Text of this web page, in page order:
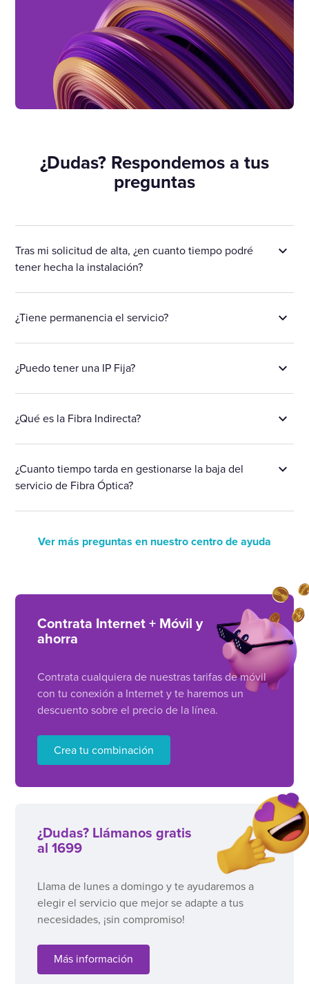
¿Dudas? Respondemos a tus
preguntas
Tras mi solicitud de alta, ¿en cuanto tiempo podré
tener hecha la instalación?
¿Tiene permanencia el servicio?
¿Puedo tener una IP Fija?
¿Qué es la Fibra Indirecta?
¿Cuanto tiempo tarda en gestionarse la baja del
servicio de Fibra Óptica?
Ver más preguntas en nuestro centro de ayuda
Contrata Internet + Móvil y
ahorra
Contrata cualquiera de nuestras tarifas de móvil
con tu conexión a Internet y te haremos un
descuento sobre el precio de la línea.
Crea tu combinación
¿Dudas? Llámanos gratis
al 1699
Llama de lunes a domingo y te ayudaremos a
elegir el servicio que mejor se adapte a tus
necesidades, ¡sin compromiso!
Más información